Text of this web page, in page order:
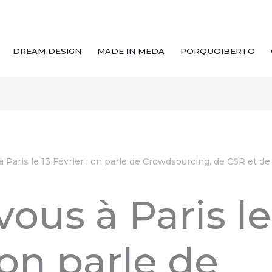
DREAM DESIGN MADE IN MEDA PORQUOIBERTO
Paris le 13 Février : on parle de Crowdsourcing, de CSR et
à Paris le
parle de